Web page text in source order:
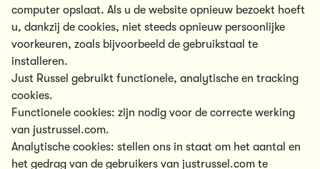
computer opslaat. Als u de website opnieuw bezoekt hoeft
u, dankzij de cookies, niet steeds opnieuw persoonlijke
voorkeuren, zoals bijvoorbeeld de gebruikstaal te
installeren.
Just Russel gebruikt functionele, analytische en tracking
cookies.
Functionele cookies: zijn nodig voor de correcte werking
van justrussel.com.
Analytische cookies: stellen ons in staat om het aantal en
het gedrag van de gebruikers van justrussel.com te